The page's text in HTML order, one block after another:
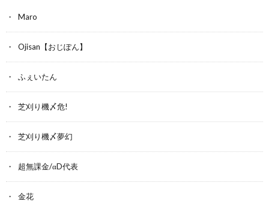
Maro
Ojisan【おじぽん】
ふぇいたん
芝刈り機〆危!
芝刈り機〆夢幻
超無課金/αD代表
金花